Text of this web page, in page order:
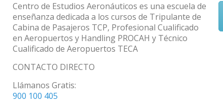
Centro de Estudios Aeronáuticos es una escuela de
enseñanza dedicada a los cursos de Tripulante de
Cabina de Pasajeros TCP, Profesional Cualificado
en Aeropuertos y Handling PROCAH y Técnico
Cualificado de Aeropuertos TECA
CONTACTO DIRECTO
Llámanos Gratis:
900 100 405